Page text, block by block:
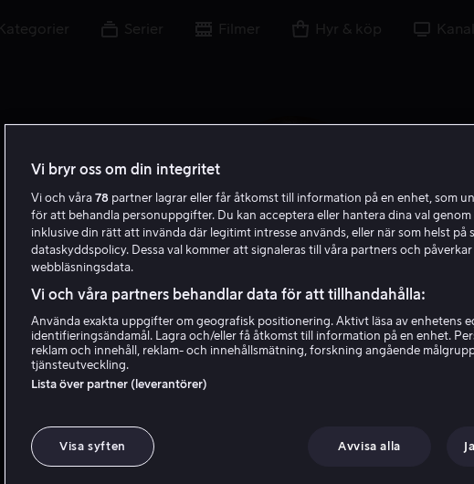
Kategorier Serier Filmer Hyr & köp
Beau Gadsdon
Vi bryr oss om din integritet
Vi och våra 78 partner lagrar eller får åtkomst till information på en enhet, som
för att behandla personuppgifter. Du kan acceptera eller hantera dina val genom
inklusive din rätt att invända där legitimt intresse används, eller när som helst på
dataskyddspolicy. Dessa val kommer att signaleras till våra partners och
webbläsningsdata.
Vi och våra partners behandlar data för att tillhandahålla:
Använda exakta uppgifter om geografisk positionering. Aktivt läsa av enhetens
identifieringsändamål. Lagra och/eller få åtkomst till information på en enhet.
reklam och innehåll, reklam- och innehållsmätning, forskning angående
tjänsteutveckling.
Lista över partner (leverantörer)
Visa syften Avvisa alla